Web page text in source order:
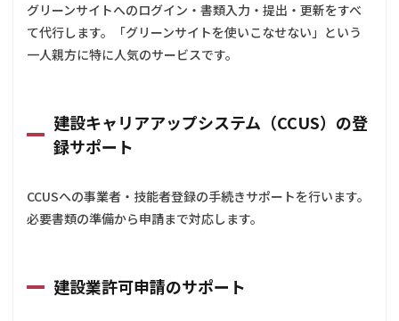
登
録・
作・
1.3
建
設キャリ
アアップ
の登録サ
ポート
業許
可申
グリーンサイトへのログイン・書類入力・提出・更新をすべ
て代行します。「グリーンサイトを使いこなせない」という
一人親方に特に人気のサービスです。
建設キャリアアップシステム（CCUS）の登
録サポート
CCUSへの事業者・技能者登録の手続きサポートを行います。
必要書類の準備から申請まで対応します。
建設業許可申請のサポート